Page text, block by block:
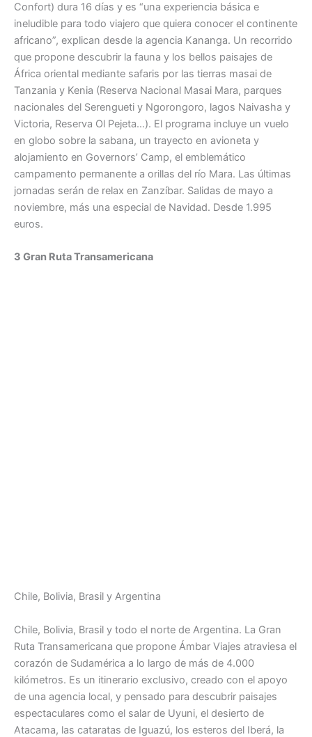
Confort) dura 16 días y es “una experiencia básica e
ineludible para todo viajero que quiera conocer el continente
africano”, explican desde la agencia Kananga. Un recorrido
que propone descubrir la fauna y los bellos paisajes de
África oriental mediante safaris por las tierras masai de
Tanzania y Kenia (Reserva Nacional Masai Mara, parques
nacionales del Serengueti y Ngorongoro, lagos Naivasha y
Victoria, Reserva Ol Pejeta…). El programa incluye un vuelo
en globo sobre la sabana, un trayecto en avioneta y
alojamiento en Governors’ Camp, el emblemático
campamento permanente a orillas del río Mara. Las últimas
jornadas serán de relax en Zanzíbar. Salidas de mayo a
noviembre, más una especial de Navidad. Desde 1.995
euros.
3 Gran Ruta Transamericana
Chile, Bolivia, Brasil y Argentina
Chile, Bolivia, Brasil y todo el norte de Argentina. La Gran
Ruta Transamericana que propone Ámbar Viajes atraviesa el
corazón de Sudamérica a lo largo de más de 4.000
kilómetros. Es un itinerario exclusivo, creado con el apoyo
de una agencia local, y pensado para descubrir paisajes
espectaculares como el salar de Uyuni, el desierto de
Atacama, las cataratas de Iguazú, los esteros del Iberá, la